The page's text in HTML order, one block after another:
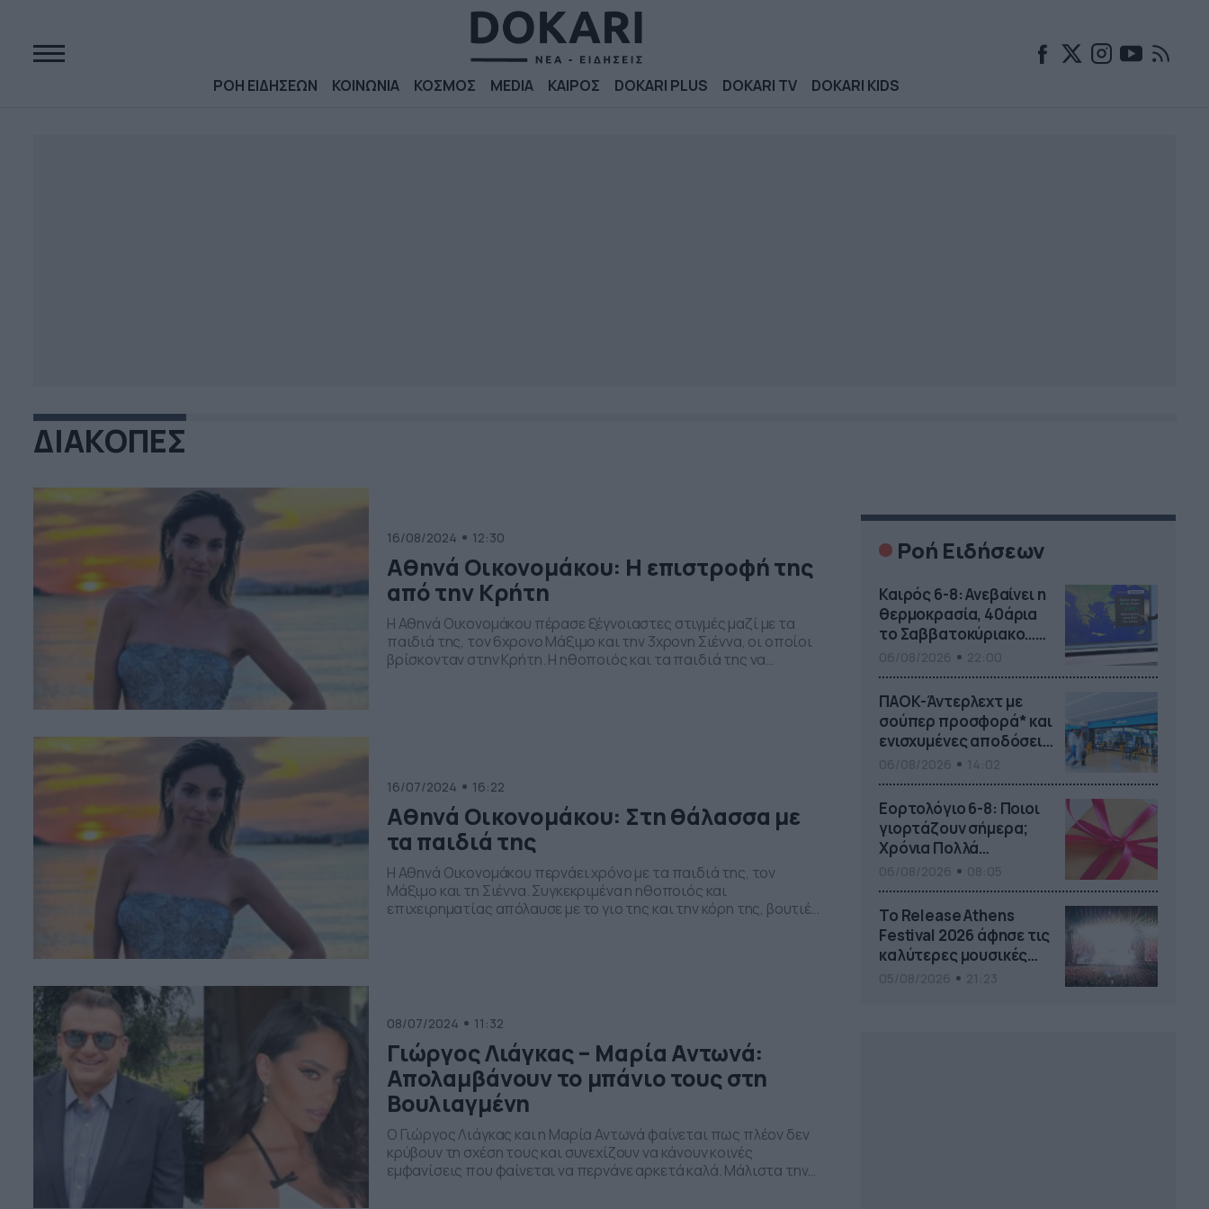
ΡΟΗ ΕΙΔΗΣΕΩΝ ΚΟΙΝΩΝΙΑ ΚΟΣΜΟΣ MEDIA ΚΑΙΡΟΣ DOKARI PLUS DOKARI TV DOKARI KIDS
ΔΙΑΚΟΠΕΣ
16/08/2024 12:30
Αθηνά Οικονομάκου: Η επιστροφή της
από την Κρήτη
Η Αθηνά Οικονομάκου πέρασε ξέγνοιαστες στιγμές μαζί με τα
παιδιά της, τον 6χρονο Μάξιμο και την 3χρονη Σιέννα, οι οποίοι
βρίσκονταν στην Κρήτη. Η ηθοποιός και τα παιδιά της να
16/07/2024 16:22
Αθηνά Οικονομάκου: Στη θάλασσα με
τα παιδιά της
H Αθηνά Οικονομάκου περνάει χρόνο με τα παιδιά της, τον
Μάξιμο και τη Σιέννα. Συγκεκριμένα η ηθοποιός και
επιχειρηματίας απόλαυσε με το γιο της και την κόρη της, βουτιές
08/07/2024 11:32
Γιώργος Λιάγκας – Μαρία Αντωνά:
Απολαμβάνουν το μπάνιο τους στη
Βουλιαγμένη
Ο Γιώργος Λιάγκας και η Μαρία Αντωνά φαίνεται πως πλέον δεν
κρύβουν τη σχέση τους και συνεχίζουν να κάνουν κοινές
εμφανίσεις που φαίνεται να περνάνε αρκετά καλά. Μάλιστα την
Ροή Ειδήσεων
Καιρός 6-8: Ανεβαίνει η
θερμοκρασία, 40άρια
το Σαββατοκύριακο…
ΠΑΟΚ-Άντερλεχτ με
σούπερ προσφορά* και
ενισχυμένες αποδόσεις
το Pamestoixima.gr
Εορτολόγιο 6-8: Ποιοι
γιορτάζουν σήμερα;
Χρόνια Πολλά…
Το Release Athens
Festival 2026 άφησε τις
καλύτερες μουσικές
αναμνήσεις